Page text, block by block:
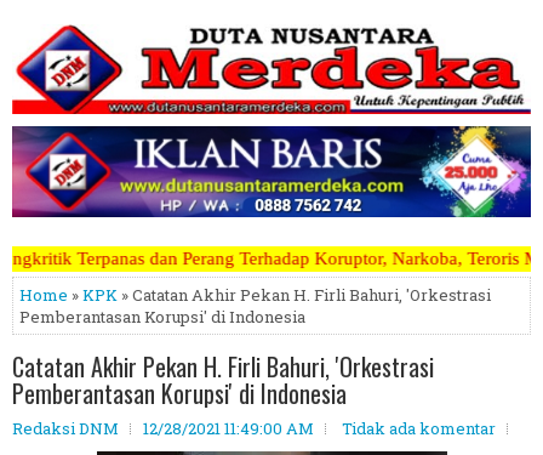
Terhadap Koruptor, Narkoba, Teroris Musuh Rakyat
Home »KPK » Catatan Akhir Pekan H. Firli Bahuri, 'Orkestrasi
Pemberantasan Korupsi' di Indonesia
Catatan Akhir Pekan H. Firli Bahuri, 'Orkestrasi
Pemberantasan Korupsi' di Indonesia
Redaksi DNM 12/28/2021 11:49:00 AM Tidak ada komentar